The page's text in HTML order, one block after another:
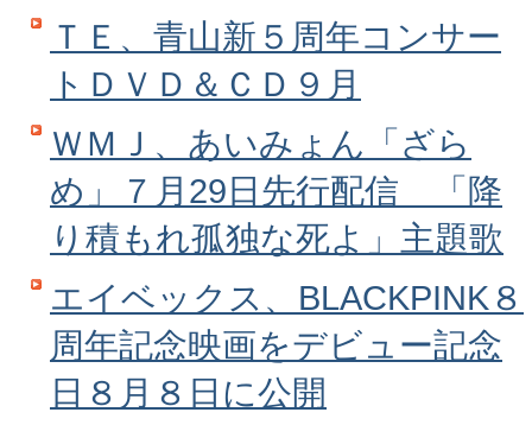
ＴＥ、青山新５周年コンサー
トＤＶＤ＆ＣＤ９月
ＷＭＪ、あいみょん「ざら
め」７月29日先行配信 「降
り積もれ孤独な死よ」主題歌
エイベックス、BLACKPINK８
周年記念映画をデビュー記念
日８月８日に公開